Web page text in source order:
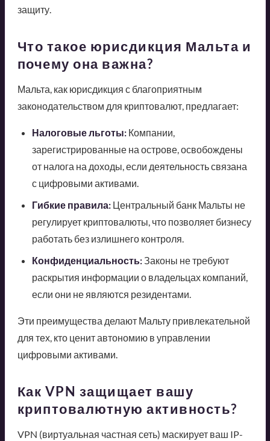
защиту.
Что такое юрисдикция Мальта и
почему она важна?
Мальта, как юрисдикция с благоприятным
законодательством для криптовалют, предлагает:
Налоговые льготы:Компании,
зарегистрированные на острове, освобождены
от налога на доходы, если деятельность связана
с цифровыми активами.
Гибкие правила:Центральный банк Мальты не
регулирует криптовалюты, что позволяет бизнесу
работать без излишнего контроля.
Конфиденциальность:Законы не требуют
раскрытия информации о владельцах компаний,
если они не являются резидентами.
Эти преимущества делают Мальту привлекательной
для тех, кто ценит автономию в управлении
цифровыми активами.
Как VPN защищает вашу
криптовалютную активность?
VPN (виртуальная частная сеть) маскирует ваш IP-